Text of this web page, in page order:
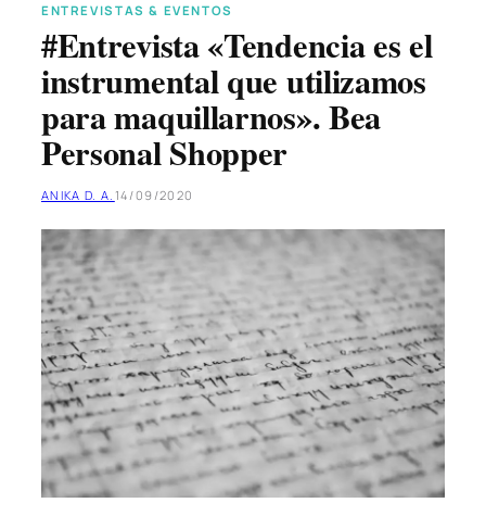
ENTREVISTAS & EVENTOS
#Entrevista «Tendencia es el
instrumental que utilizamos
para maquillarnos». Bea
Personal Shopper
ANIKA D. A. 14/09/2020